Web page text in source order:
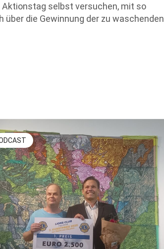
selbst versuchen, mit so
über die Gewinnung der zu waschenden